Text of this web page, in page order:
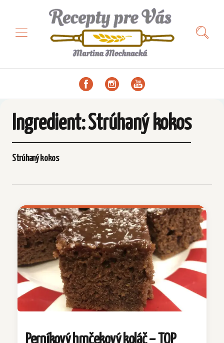
Ingredient:Strúhaný kokos
Strúhaný kokos
Perníkový hrnčekový koláč – TOP